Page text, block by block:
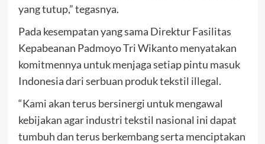
yang tutup,” tegasnya.
Pada kesempatan yang sama Direktur Fasilitas
Kepabeanan Padmoyo Tri Wikanto menyatakan
komitmennya untuk menjaga setiap pintu masuk
Indonesia dari serbuan produk tekstil illegal.
“Kami akan terus bersinergi untuk mengawal
kebijakan agar industri tekstil nasional ini dapat
tumbuh dan terus berkembang serta menciptakan